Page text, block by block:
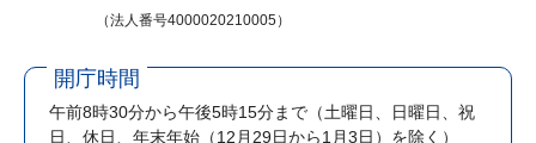
（法人番号4000020210005）
開庁時間
午前8時30分から午後5時15分まで （土曜日、日曜日、祝
日、休日、年末年始（12月29日から1月3日）を除く）